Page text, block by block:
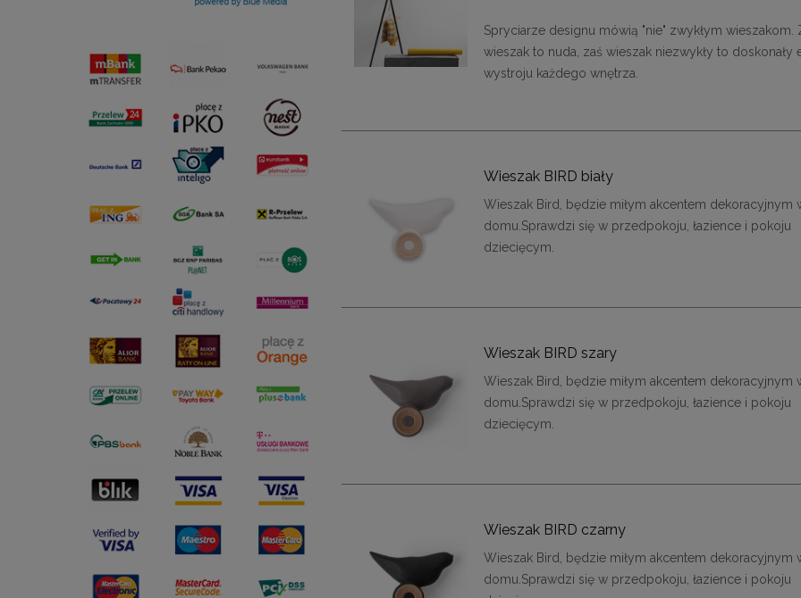
Spryciarze designu mówią "nie" zwykłym wieszakom.
wieszak to nuda, zaś wieszak niezwykły to doskonały
wystroju każdego wnętrza.
Wieszak BIRD biały
Wieszak Bird, będzie miłym akcentem dekoracyjnym
domu.Sprawdzi się w przedpokoju, łazience i pokoju
dziecięcym.
Wieszak BIRD szary
Wieszak Bird, będzie miłym akcentem dekoracyjnym
domu.Sprawdzi się w przedpokoju, łazience i pokoju
dziecięcym.
Wieszak BIRD czarny
Wieszak Bird, będzie miłym akcentem dekoracyjnym
domu.Sprawdzi się w przedpokoju, łazience i pokoju